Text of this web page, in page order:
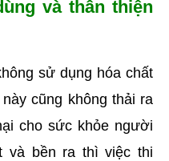
và thân thiện
sử dụng hóa chất
cũng không thải ra
cho sức khỏe người
và bền ra thì việc thi